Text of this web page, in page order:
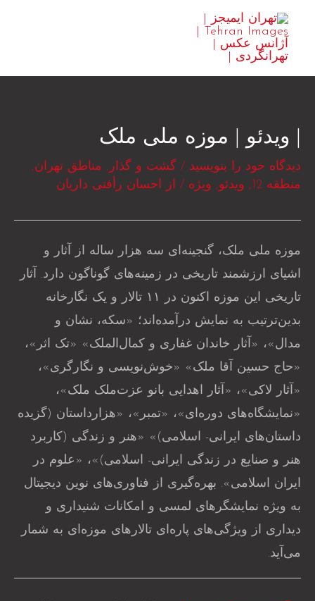
محتوا
| ویدئو | موزه ملی ملک
دیدگاه‌ خود را بنویسید / گشت و گذار , مناطق تهران,
منطقه 12
, ویدئو, ویژه / از احسان رأفتی داریان
موزه ملی ملک، گنجینه‌ای سه هزار ساله از آثار و
اشیای ارزشمند تاریخی در زمینه‌های گوناگون دارد. آثار
تاریخی این موزه اکنون در ۱۱ تالار و یک نگارخانه
بدین‌ترتیب به نمایش درآمده‌اند؛ «سکه، نشان و
مدال»، «آثار خاندان غفاری و کمال‌الملک» «تک اثر»،
«حاج حسین آقا ملک» «خوش‌نویسی و نگارگری»،
«آثار لاکی»، «آثار اهدایی بانو عزت‌ملک ملک»،
«نمایشگاه‌های دوره‌ای»، «تمبر»، «هزارداستان (گزیده
داستان‌های ایرانی- اسلامی)» «هنر و زندگی (کاربرد
هنر و صنایع در زندگی ایرانی- اسلامی)»، «علوم در
ایران اسلامی». بهره‌گیری از فناوری‌های نوین دیجیتال
به ویژه نمایشگرهای لمسی و امکانات شنیداری و
دیداری از ویژگی‌های پاره‌ای تالارهای ‌موزه‌ای به شمار
می‌آید.